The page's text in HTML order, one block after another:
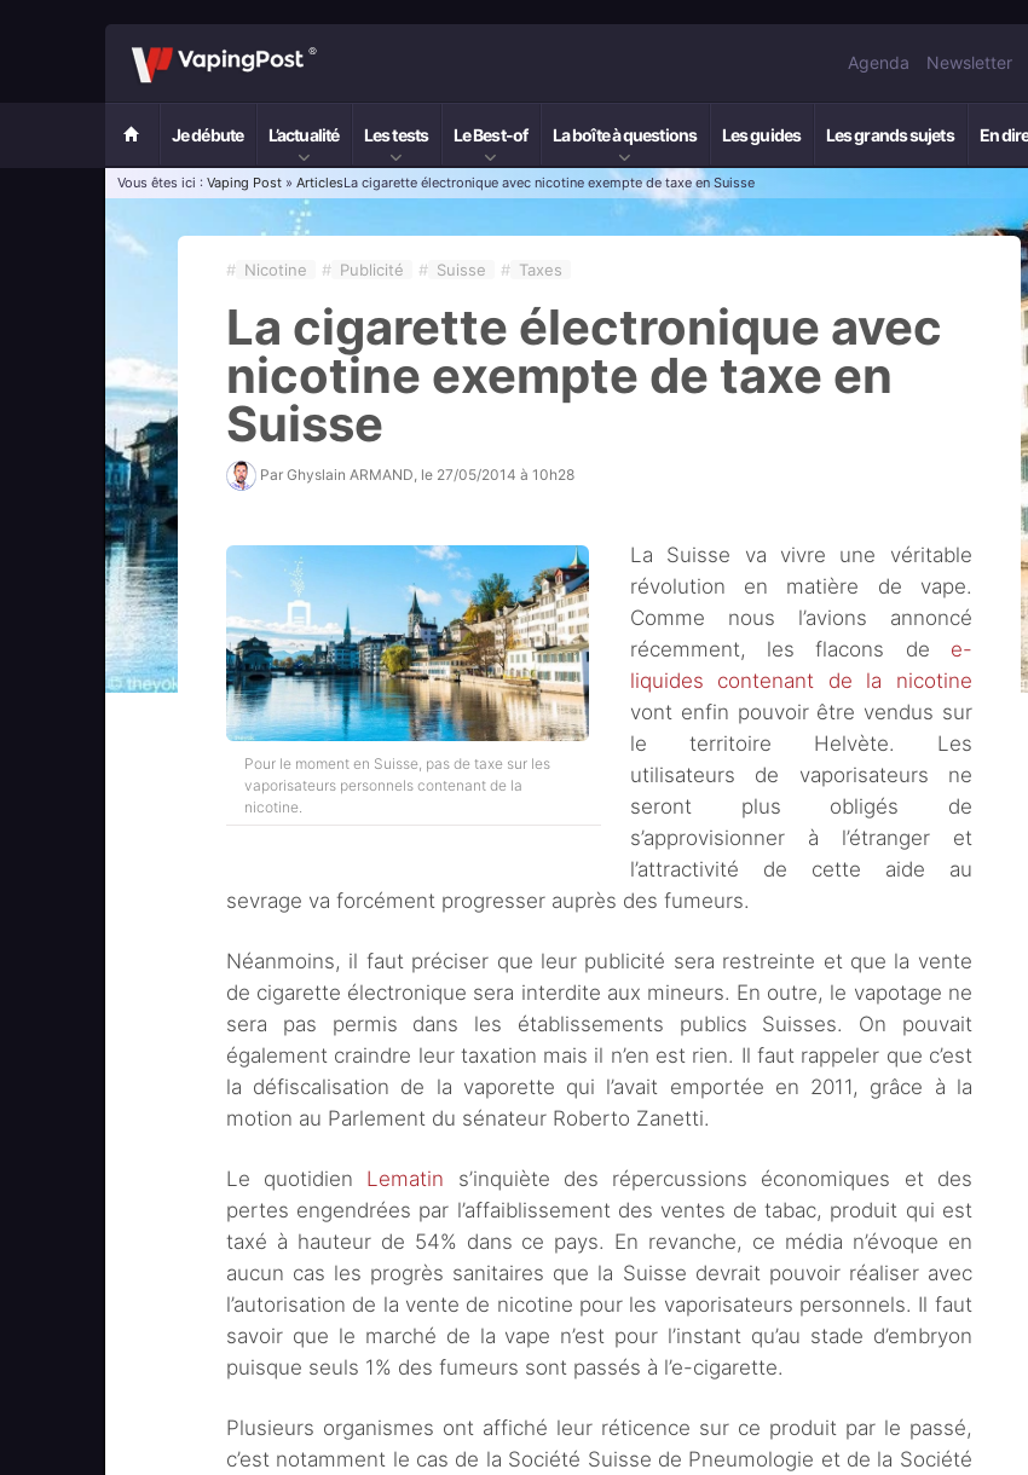
Agenda Newsletter
Je débute L’actualité Les tests Le Best-of La boîte à questions Les guides Les grands sujets En
Vous êtes ici : Vaping Post » ArticlesLa cigarette électronique avec nicotine exempte de taxe en Suisse
# Nicotine # Publicité # Suisse # Taxes
La cigarette électronique avec
nicotine exempte de taxe en
Suisse
Par Ghyslain ARMAND , le 27/05/2014 à 10h28
Pour le moment en Suisse, pas de taxe sur les
vaporisateurs personnels contenant de la
nicotine.
La Suisse va vivre une véritable
révolution en matière de vape.
Comme nous l’avions annoncé
récemment, les flacons de e-
liquides contenant de la nicotine
vont enfin pouvoir être vendus sur
le territoire Helvète. Les
utilisateurs de vaporisateurs ne
seront plus obligés de
s’approvisionner à l’étranger et
l’attractivité de cette aide au
sevrage va forcément progresser auprès des fumeurs.
Néanmoins, il faut préciser que leur publicité sera restreinte et que la vente
de cigarette électronique sera interdite aux mineurs. En outre, le vapotage ne
sera pas permis dans les établissements publics Suisses. On pouvait
également craindre leur taxation mais il n’en est rien. Il faut rappeler que c’est
la défiscalisation de la vaporette qui l’avait emportée en 2011, grâce à la
motion au Parlement du sénateur Roberto Zanetti.
Le quotidien Lematin s’inquiète des répercussions économiques et des
pertes engendrées par l’affaiblissement des ventes de tabac, produit qui est
taxé à hauteur de 54% dans ce pays. En revanche, ce média n’évoque en
aucun cas les progrès sanitaires que la Suisse devrait pouvoir réaliser avec
l’autorisation de la vente de nicotine pour les vaporisateurs personnels. Il faut
savoir que le marché de la vape n’est pour l’instant qu’au stade d’embryon
puisque seuls 1% des fumeurs sont passés à l’e-cigarette.
Plusieurs organismes ont affiché leur réticence sur ce produit par le passé,
c’est notamment le cas de la Société Suisse de Pneumologie et de la Société